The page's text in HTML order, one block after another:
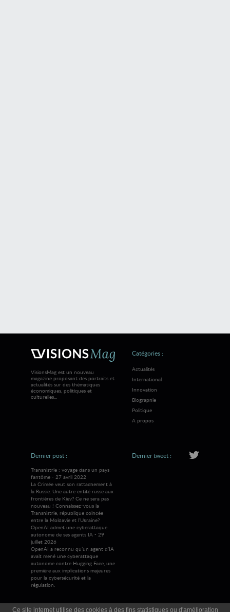
Ce site internet utilise des cookies à des fins statistiques ou d'amélioration
VisionsMag est un nouveau
magazine proposant des portraits et
actualités sur des thématiques
économiques, politiques et
culturelles...
Catégories :
Actualités
International
Innovation
Biographie
Politique
A propos
Dernier post :
Transnistrie : voyage dans un pays
fantôme - 27 avril 2022
La Crimée veut son rattachement à
la Russie. Une autre entité russe aux
frontières de Kiev? Ce ne sera pas
nouveau ! Connaissez-vous la
Transnistrie, république coincée
entre la Moldavie et l’Ukraine?
OpenAI admet une cyberattaque
autonome de ses agents IA - 29
juillet 2026
OpenAI a reconnu qu’un agent d’IA
avait mené une cyberattaque
autonome contre Hugging Face, une
première aux implications majeures
pour la cybersécurité et la
régulation.
Dernier tweet :